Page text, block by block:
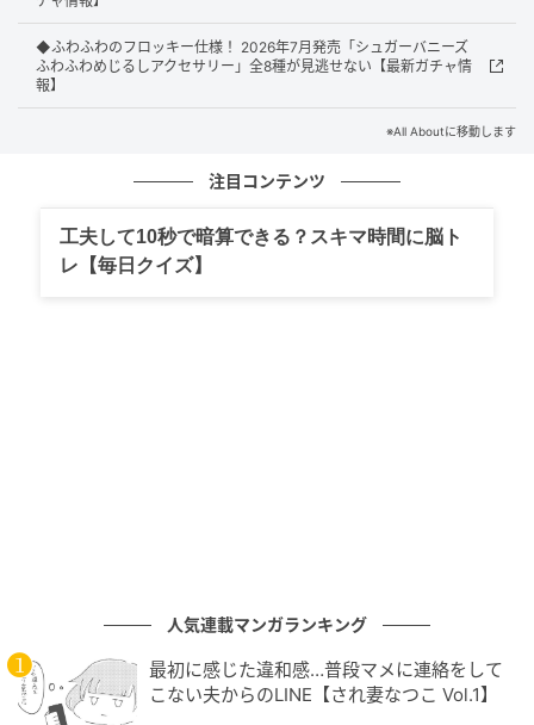
したもこもこのパンダ姿に大変身したキュートなフィ
ギュアです。パステルカラーの優しい色合いが特徴
で、見ているだけで癒やされる可愛いデザインに仕上
がっています。サイズは約4cmとなっており、お部屋の
タカラトミーアーツ
◆ふわふわのフロッキー仕様！ 2026年7月発売「シュガーバニーズ
ふわふわめじるしアクセサリー」全8種が見逃せない【最新ガチャ情
報】
※All Aboutに移動します
注目コンテンツ
工夫して10秒で暗算できる？スキマ時間に脳ト
レ【毎日クイズ】
人気連載マンガランキング
最初に感じた違和感…普段マメに連絡をして
こない夫からのLINE【され妻なつこ Vol.1】